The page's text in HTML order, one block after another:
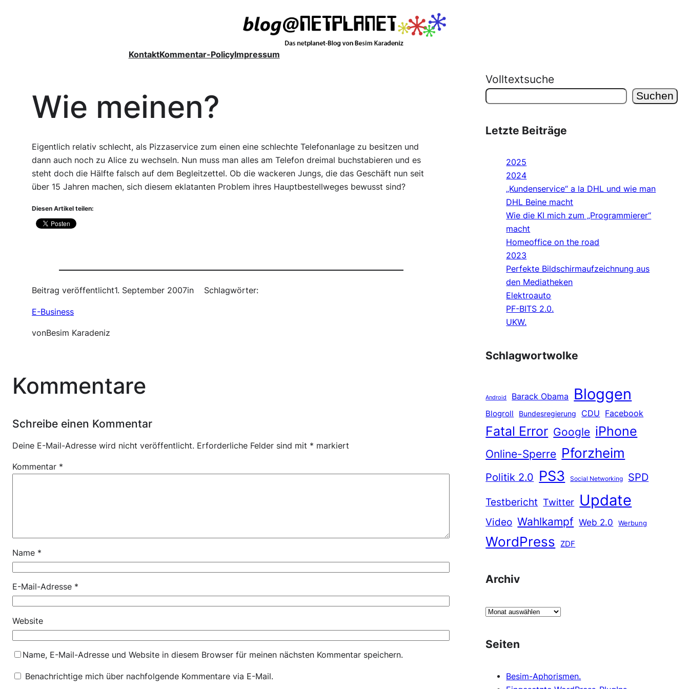
KontaktKommentar-PolicyImpressum
Wie meinen?
Eigentlich relativ schlecht, als Pizzaservice zum einen eine schlechte Telefonanlage zu besitzen und
dann auch noch zu Alice zu wechseln. Nun muss man alles am Telefon dreimal buchstabieren und es
steht doch die Hälfte falsch auf dem Begleitzettel. Ob die wackeren Jungs, die das Geschäft nun seit
über 15 Jahren machen, sich diesem eklatanten Problem ihres Hauptbestellweges bewusst sind?
Diesen Artikel teilen:
Beitrag veröffentlicht1. September 2007in
E-Business
vonBesim Karadeniz
Schlagwörter:
Kommentare
Schreibe einen Kommentar
Deine E-Mail-Adresse wird nicht veröffentlicht. Erforderliche Felder sind mit * markiert
Kommentar *
Name *
E-Mail-Adresse *
Website
Name, E-Mail-Adresse und Website in diesem Browser für meinen nächsten Kommentar speichern.
Benachrichtige mich über nachfolgende Kommentare via E-Mail.
Volltextsuche
Suchen
Letzte Beiträge
2025
2024
„Kundenservice“ a la DHL und wie man
DHL Beine macht
Wie die KI mich zum „Programmierer“
macht
Homeoffice on the road
2023
Perfekte Bildschirmaufzeichnung aus
den Mediatheken
Elektroauto
PF-BITS 2.0.
UKW.
Schlagwortwolke
Android Barack Obama Bloggen
Blogroll Bundesregierung CDU Facebook
Fatal Error Google iPhone
Online-Sperre Pforzheim
Politik 2.0 PS3 Social Networking
SPD
Testbericht Twitter Update
Video Wahlkampf Web 2.0 Werbung
WordPress ZDF
Archiv
A
h
Seiten
Besim-Aphorismen.